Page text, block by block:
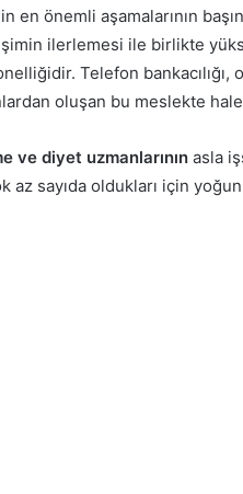
en önemli aşamalarının
ilerlemesi ile birlikte
Telefon
oluşan bu meslekte
ve diyet uzmanlarınınasla
az sayıda oldukları için